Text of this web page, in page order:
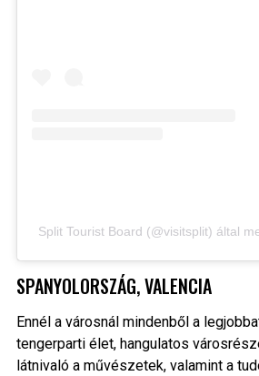
Split Tourist Board (@visitsplit) által
SPANYOLORSZÁG, VALENCIA
Ennél a városnál mindenből a
tengerparti élet, hangulatos
látnivaló a művészetek, valamint a